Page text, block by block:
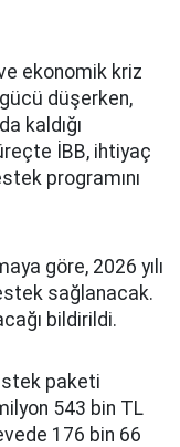
ekonomik kriz
düşerken,
kaldığı
İBB, ihtiyaç
programını
göre, 2026 yılı
sağlanacak.
bildirildi.
paketi
543 bin TL
176 bin 66